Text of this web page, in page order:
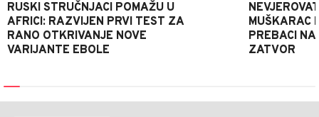
RUSKI STRUČNJACI POMAŽU U
AFRICI: RAZVIJEN PRVI TEST ZA
RANO OTKRIVANJE NOVE
VARIJANTE EBOLE
MUŠKARAC
PREBACI
ZATVOR